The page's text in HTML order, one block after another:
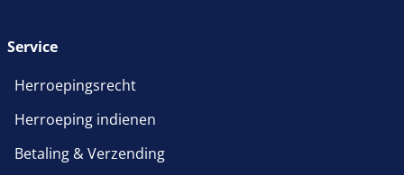
Service
Herroepingsrecht
Herroeping indienen
Betaling & Verzending